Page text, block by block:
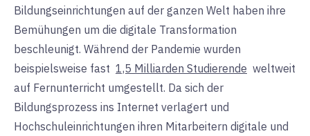
Bildungseinrichtungen auf der ganzen Welt haben ihre
Bemühungen um die digitale Transformation
beschleunigt. Während der Pandemie wurden
beispielsweise fast 1,5 Milliarden Studierende weltweit
auf Fernunterricht umgestellt. Da sich der
Bildungsprozess ins Internet verlagert und
Hochschuleinrichtungen ihren Mitarbeitern digitale und